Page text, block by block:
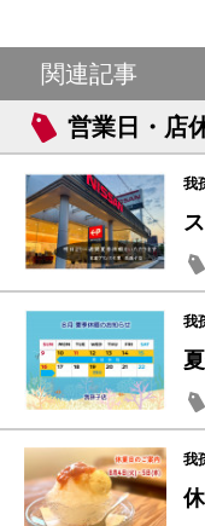
関連記事
営業日・店
我
我
我